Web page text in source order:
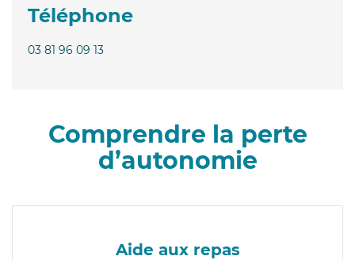
Téléphone
03 81 96 09 13
Comprendre la perte
d’autonomie
Aide aux repas